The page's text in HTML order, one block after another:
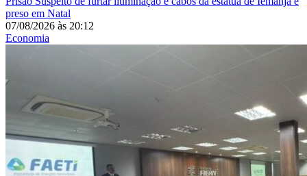
preso em Natal
07/08/2026 às 20:12
Economia